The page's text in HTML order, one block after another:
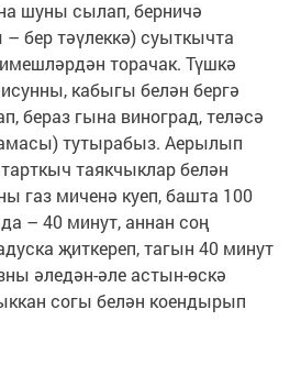
шуны сылап, берничә
бер тәүлеккә) суыткычта
торачак. Түшкә
кабыгы белән бергә
бераз гына виноград, теләсә
тутырабыз. Аерылып
таякчыклар белән
газ миченә куеп, башта 100
– 40 минут, аннан соң
җиткереп, тагын 40 минут
әледән-әле астын-өскә
согы белән коендырып